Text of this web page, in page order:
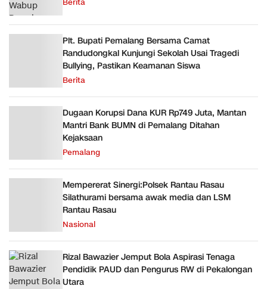
Berita
Plt. Bupati Pemalang Bersama Camat
Randudongkal Kunjungi Sekolah Usai Tragedi
Bullying, Pastikan Keamanan Siswa
Berita
Dugaan Korupsi Dana KUR Rp749 Juta, Mantan
Mantri Bank BUMN di Pemalang Ditahan
Kejaksaan
Pemalang
Mempererat Sinergi:Polsek Rantau Rasau
Silathurami bersama awak media dan LSM
Rantau Rasau
Nasional
Rizal Bawazier Jemput Bola Aspirasi Tenaga
Pendidik PAUD dan Pengurus RW di Pekalongan
Utara